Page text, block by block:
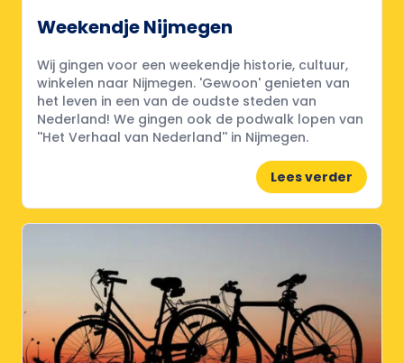
Weekendje Nijmegen
Wij gingen voor een weekendje historie, cultuur,
winkelen naar Nijmegen. 'Gewoon' genieten van
het leven in een van de oudste steden van
Nederland! We gingen ook de podwalk lopen van
''Het Verhaal van Nederland'' in Nijmegen.
Lees verder